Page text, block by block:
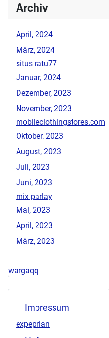
Archiv
April, 2024
März, 2024
situs ratu77
Januar, 2024
Dezember, 2023
November, 2023
mobileclothingstores.com
Oktober, 2023
August, 2023
Juli, 2023
Juni, 2023
mix parlay
Mai, 2023
April, 2023
März, 2023
wargaqq
Impressum
expeprian